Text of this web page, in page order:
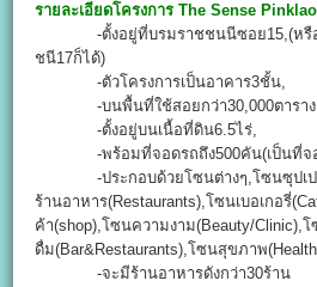
รายละเอียดโครงการThe Sense Pinklao
-ตั้งอยู่ที่บรมราชชนนีซอย15,(หรือส
ชนี17ก็ได้)
-ตัวโครงการเป็นอาคาร3ชั้น,
-บนพื้นที่ใช้สอยกว่า30,000ตาราง
-ตั้งอยู่บนเนื้อที่ดิน6.5ไร่,
-พร้อมที่จอดรถถึง500คัน(เป็นที่จอด
-ประกอบด้วยโซนต่างๆ,โซนซุปเปอร์
ร้านอาหาร(Restaurants),โซนเบอเกอรี่
ค้า(shop),โซนความงาม(Beauty/Clinic),โ
ดื่ม(Bar&Restaurants),โซนสุขภาพ
-จะมีร้านอาหารดังกว่า30ร้าน